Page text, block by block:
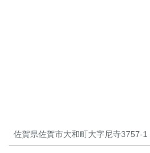
佐賀県佐賀市大和町大字尼寺3757-1